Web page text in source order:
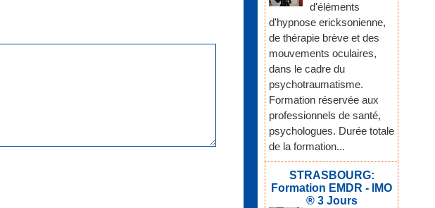
d'éléments
d'hypnose ericksonienne,
de thérapie brève et des
mouvements oculaires,
dans le cadre du
psychotraumatisme.
Formation réservée aux
professionnels de santé,
psychologues. Durée totale
de la formation...
STRASBOURG:
Formation EMDR - IMO
® 3 Jours